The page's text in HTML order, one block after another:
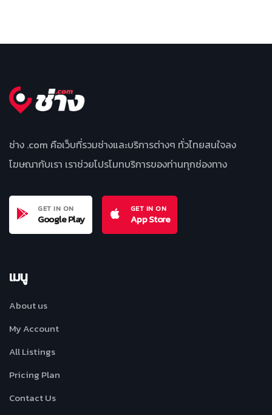
ช่าง .com คือเว็บที่รวมช่างและบริการต่างๆ ทั่วไทยสนใจลง
โฆษณากับเรา เราช่วยโปรโมทบริการของท่านทุกช่องทาง
GET IN ON
Google Play
GET IN ON
App Store
เมนู
About us
My Account
All Listings
Pricing Plan
Contact Us